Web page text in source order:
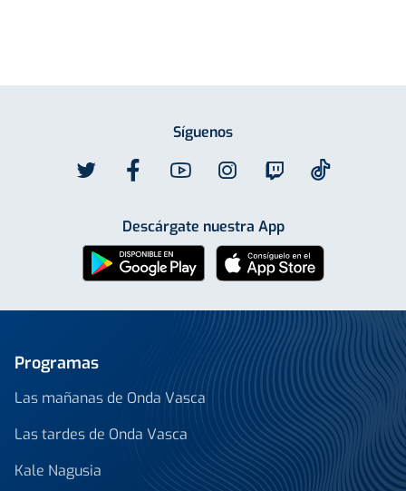
Síguenos
Descárgate nuestra App
Programas
Las mañanas de Onda Vasca
Las tardes de Onda Vasca
Kale Nagusia